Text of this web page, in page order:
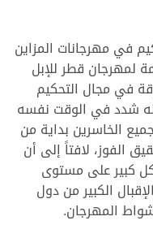
في مهرجانات المزاين
لمهرجان قطر للإبل
في مجال التحكيم
شدد في الوقت نفسه
الخاسرين بداية من
الفوز، لافتاً إلى أن
كبير على مستوى
الكبير من دول
المهرجان.